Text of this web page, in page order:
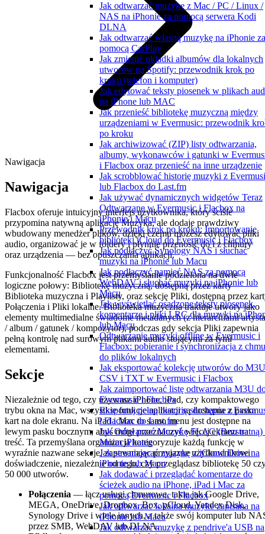
Jak odtwarzać muzykę z Mac / PC / Linux /
NAS na iPhonie za pomocą serwera Kodi
DLNA
Jak odtwarzać własną muzykę na iPhonie za
pomocą CarPlay
Jak zmienić okładki albumów dla lokalnych
utworów na Spotify: przewodnik krok po
kroku (telefon i komputer)
Jak edytować teksty piosenek w plikach
na iPhone lub MAC
Jak przenieść bibliotekę muzyczną między
urządzeniami w Evermusic: przewodnik
po kroku
Jak archiwizować (ZIP) listy odtwarzania,
albumy, wykonawców i gatunki w
i Flacbox oraz przenieść na inne urządzenie
Jak scrobblować historię muzyki z
lub Flacbox do Last.fm
Jak używać dynamicznych widgetów Teraz
Odtwarzane w Evermusic i Flacbox na
iPhonie i Macu
Przewodnik krok po kroku: Importowanie
biblioteki iCloud do Evermusic i Flacbox
Jak podłączyć Synology NAS i słuchać
muzyki na iPhonie lub Macu
Jak podłączyć pamięć NAS za pomocą
WebDAV i słuchać muzyki na iPhonie lub
Macu
Jak wyświetlać osadzone teksty piosenek,
komentarze i pliki LRC dla muzyki na
lub Macu
Odtwarzanie muzyki offline w Evermusic i
Flacbox: pobieranie i synchronizacja z
do plików lokalnych
Jak eksportować kolekcję utworów do
CSV i TXT w Evermusic i Flacbox
Jak zaimportować listę odtwarzania M3U
Evermusic i Flacbox
Eksportuj pełną historię słuchania z
i Flacbox do Last.fm
Jak Odtwarzać Muzykę FLAC (Bezstratną)
Moim iPhonie
Jak streamować muzykę z iCloud Drive na
iPhonie lub Macu
Jak dodawać i przeglądać komentarze do
ścieżek audio na iPhone, iPad i Mac za
pomocą Evermusic i Flacbox
Jak odtwarzac lokalna muzyke zapisana na
iPhonie lub Macu
Jak odtwarzać muzykę z pendrive'a USB na
Nawigacja
Nawigacja
Flacbox oferuje intuicyjny interfejs użytkownika, który ściśle
przypomina natywną aplikację Muzyka, ale dodaje prawdziwy
wbudowany menedżer plików, dzięki czemu możesz edytować pliki
audio, organizować je w foldery i płynnie przenosić do i z chmury
oraz urządzenia — bez opuszczania aplikacji.
Funkcjonalność Flacbox jest przemyślanie podzielona na dwie
logiczne połowy: Bibliotekę muzyczną, dostępną przez karty
Biblioteka muzyczna i Playlisty, oraz sekcję Pliki, dostępną przez
Połączenia i Pliki lokalne. Biblioteka muzyczna traktuje utwory jako
elementy multimedialne świadome metadanych (z hierarchiami artysta
/ album / gatunek / kompozytor), podczas gdy sekcja Pliki zapewnia
pełną kontrolę nad surowym plikami audio stojącymi za tymi
elementami.
Sekcje
Niezależnie od tego, czy używasz iPhone, iPad, czy kompaktowego
trybu okna na Mac, wszystkie funkcje aplikacji są dostępne z paska
kart na dole ekranu. Na iPad i Mac to samo menu jest dostępne na
lewym pasku bocznym, abyś mógł przeznaczyć więcej ekranu na
treść. Ta przemyślana organizacja kategoryzuje każdą funkcję w
wyraźnie nazwane sekcje, zapewniając przyjazne użytkownikowi
doświadczenie, niezależnie od tego, czy przeglądasz bibliotekę 50
50 000 utworów.
Połączenia — łącz usługi chmurowe, takie jak Google Drive,
MEGA, OneDrive, Dropbox, Box, pCloud, Yandex Disk,
Synology Drive i wiele innych, a także swój komputer lub
przez SMB, WebDAV lub DLNA.